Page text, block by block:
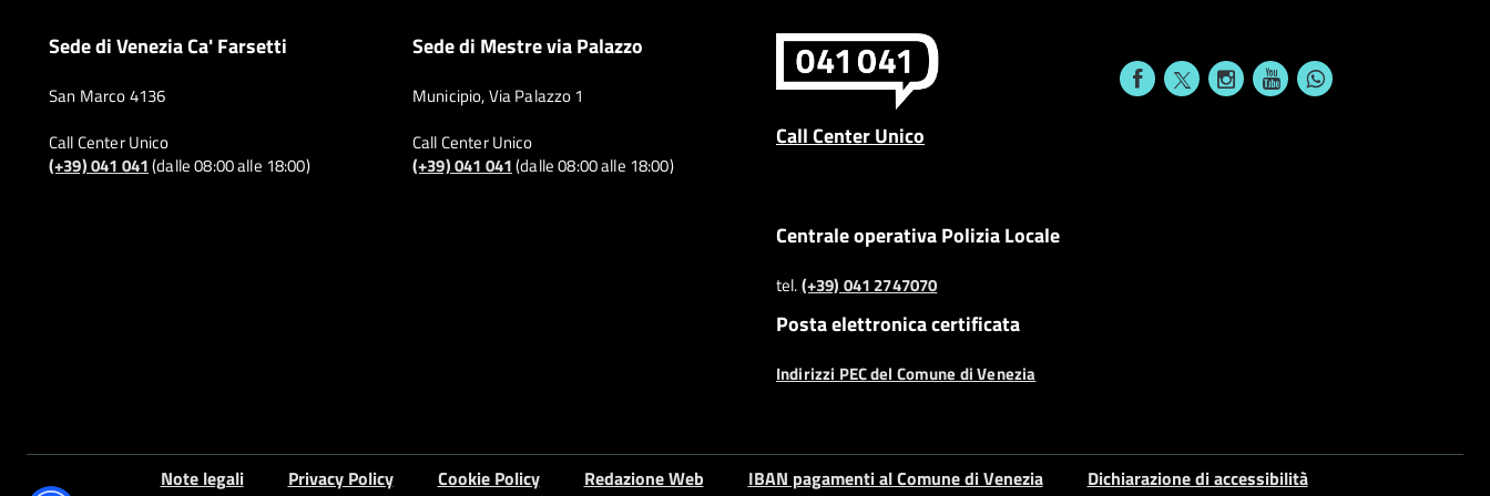
Sede di Venezia Ca' Farsetti
San Marco 4136
Call Center Unico
(+39) 041 041(dalle 08:00 alle 18:00)
Sede di Mestre via Palazzo
Municipio, Via Palazzo 1
Call Center Unico
(+39) 041 041(dalle 08:00 alle 18:00)
Call Center Unico
Centrale operativa Polizia Locale
tel.(+39) 041 2747070
Posta elettronica certificata
Indirizzi PEC del Comune di Venezia
Note legali Privacy Policy Cookie Policy Redazione Web IBAN pagamenti al Comune di Venezia Dichiarazione di accessibilità